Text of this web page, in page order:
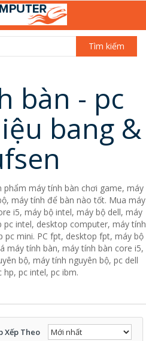
Tìm kiếm
bàn - pc
bang &
phẩm máy tính bàn chơi game, máy
máy tính để bàn nào tốt. Mua máy
i5, máy bộ intel, máy bộ dell, máy
intel, desktop computer, máy tính
pc mini. PC fpt, desktop fpt, máy bộ
máy tính bàn, máy tính bàn core i5,
bộ, máy tính nguyên bộ, pc dell
hp, pc intel, pc ibm.
Xếp Theo